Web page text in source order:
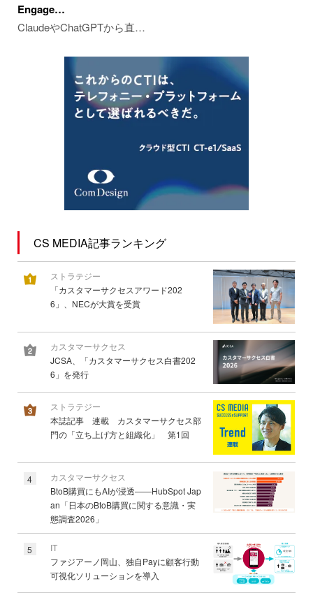
Engage…
ClaudeやChatGPTから直…
CS MEDIA記事ランキング
ストラテジー
「カスタマーサクセスアワード202
6」、NECが大賞を受賞
カスタマーサクセス
JCSA、「カスタマーサクセス白書202
6」を発行
ストラテジー
本誌記事 連載 カスタマーサクセス部
門の「立ち上げ方と組織化」 第1回
4
カスタマーサクセス
BtoB購買にもAIが浸透――HubSpot Jap
an「日本のBtoB購買に関する意識・実
態調査2026」
5
IT
ファジアーノ岡山、独自Payに顧客行動
可視化ソリューションを導入